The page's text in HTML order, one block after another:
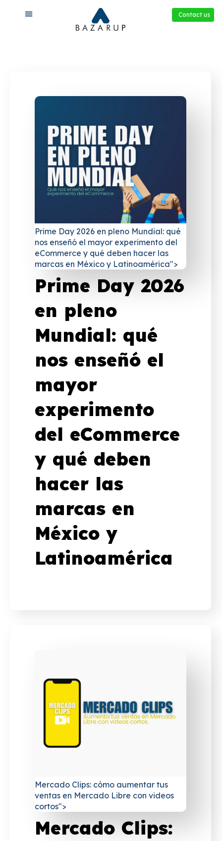
Contact us
Prime Day 2026 en pleno Mundial: qué
nos enseñó el mayor experimento del
eCommerce y qué deben hacer las
marcas en México y Latinoamérica">
Prime Day 2026
en pleno
Mundial: qué
nos enseñó el
mayor
experimento
del eCommerce
y qué deben
hacer las
marcas en
México y
Latinoamérica
Mercado Clips: cómo aumentar tus
ventas en Mercado Libre con videos
cortos">
Mercado Clips: